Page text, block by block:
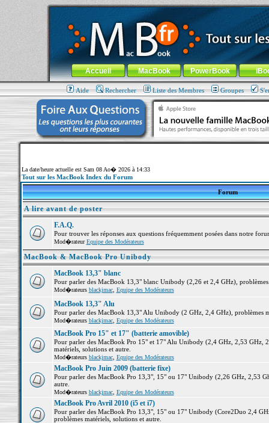
MacBook-fr.com : 100% Apple... 100% nomade !
Aller au contenu-Aller au menu général-Aller au menu de
Menu général
Accueil MacBook PowerBook
Aide Rechercher Liste des Membres Groupes
La date/heure actuelle est Sam 08 Ao� 2026 à 14:33
Tout sur les MacBook Index du Forum
Forum
A lire avant de poster
F.A.Q.
Pour trouver les réponses aux questions fréquemment posées dans notre
Mod�rateurEquipe des Modérateurs
MacBook & MacBook Pro Unibody
MacBook 13,3" blanc
Pour parler des MacBook 13,3" blanc Unibody (2,26 et 2,4 GHz),
Mod�rateurs blackjmac, Equipe des Modérateurs
MacBook 13,3" Alu
Pour parler des MacBook 13,3" Alu Unibody (2 GHz, 2,4 GHz), problèmes
Mod�rateurs blackjmac, Equipe des Modérateurs
MacBook Pro 15" et 17" (batterie amovible)
Pour parler des MacBook Pro 15" et 17" Alu Unibody (2,4 GHz, 2,53 GHz,
matériels, solutions et autre.
Mod�rateurs blackjmac, Equipe des Modérateurs
MacBook Pro Juin 2009 (batterie fixe)
Pour parler des MacBook Pro 13,3", 15" ou 17" Unibody (2,26 GHz, 2,53
autre.
Mod�rateurs blackjmac, Equipe des Modérateurs
MacBook Pro Avril 2010 (i5 et i7)
Pour parler des MacBook Pro 13,3", 15" ou 17" Unibody (Core2Duo 2,4
problèmes matériels, solutions et autre.